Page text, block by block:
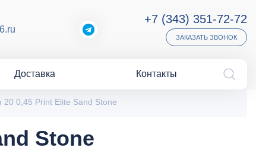
+7 (343) 351-72-72
ЗАКАЗАТЬ ЗВОНОК
Доставка Контакты
0,45 Print Elite Sand Stone
Stone